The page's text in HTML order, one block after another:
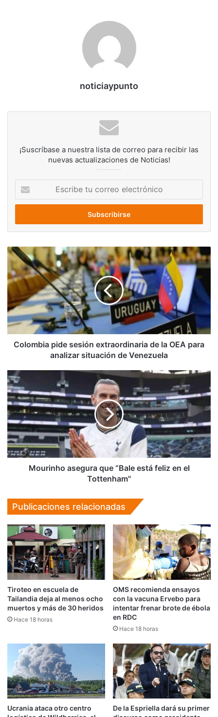
noticiaypunto
¡Suscríbase a nuestra lista de correo para recibir las
nuevas actualizaciones de Noticias!
correo
Colombia
pide
sesión
extraordinaria
de
la
OEA
para
analizar
situación
Colombia pide sesión extraordinaria de la OEA para
analizar situación de Venezuela
Mourinho
asegura
que
“Bale
está
feliz
en
el
Tottenham"
Mourinho asegura que “Bale está feliz en el
Tottenham"
Publicaciones relacionadas
Tiroteo en escuela de
Tailandia deja al menos ocho
muertos y más de 30 heridos
Hace 18 horas
OMS recomienda ensayos
con la vacuna Ervebo para
intentar frenar brote de ébola
en RDC
Hace 18 horas
Ucrania ataca otro centro
De la Espriella dará su primer